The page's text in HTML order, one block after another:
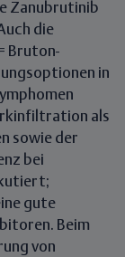
Zanubrutinib
die
Bruton-
in
als
sowie der
bei
gute
Beim
von